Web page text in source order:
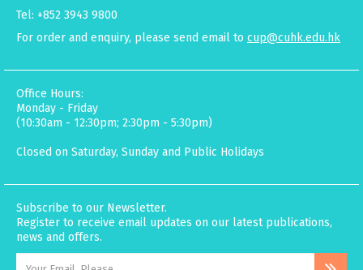
Tel: +852 3943 9800
For order and enquiry, please send email to cup@cuhk.edu.hk
Office Hours:
Monday - Friday
(10:30am - 12:30pm; 2:30pm - 5:30pm)
Closed on Saturday, Sunday and Public Holidays
Subscribe to our Newsletter.
Register to receive email updates on our latest publications,
news and offers.